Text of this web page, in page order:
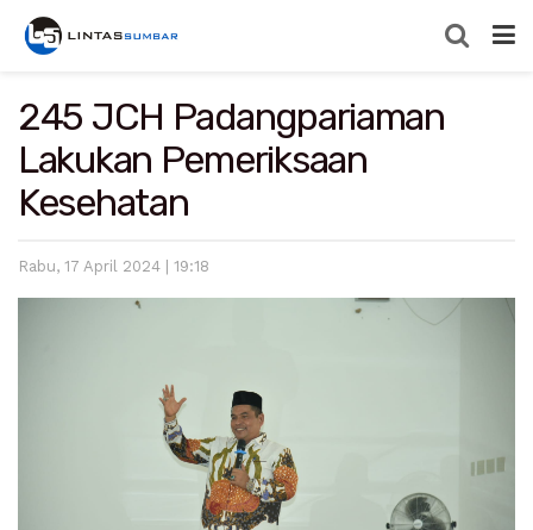
245 JCH Padangpariaman
Lakukan Pemeriksaan
Kesehatan
Rabu, 17 April 2024 | 19:18